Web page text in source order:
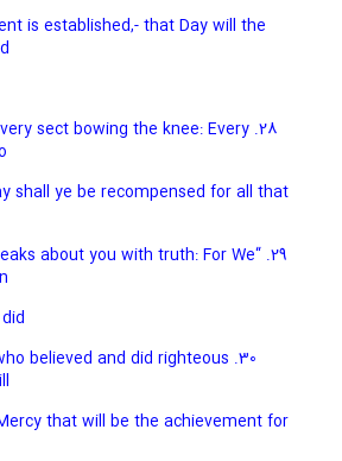
is established,- that Day will the
sect bowing the knee: Every
shall ye be recompensed for all that
about you with truth: For We
who believed and did righteous
that will be the achievement for